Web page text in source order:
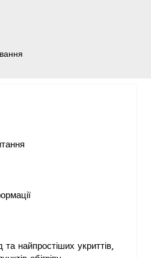
найпростіших укриттів,